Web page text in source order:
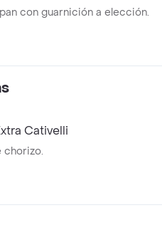
con guarnición a elección.
Cativelli
chorizo.